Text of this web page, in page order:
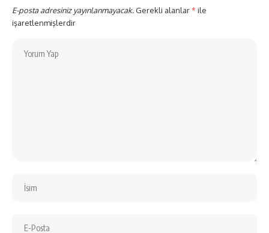
E-posta adresiniz yayınlanmayacak. Gerekli alanlar*ile
işaretlenmişlerdir